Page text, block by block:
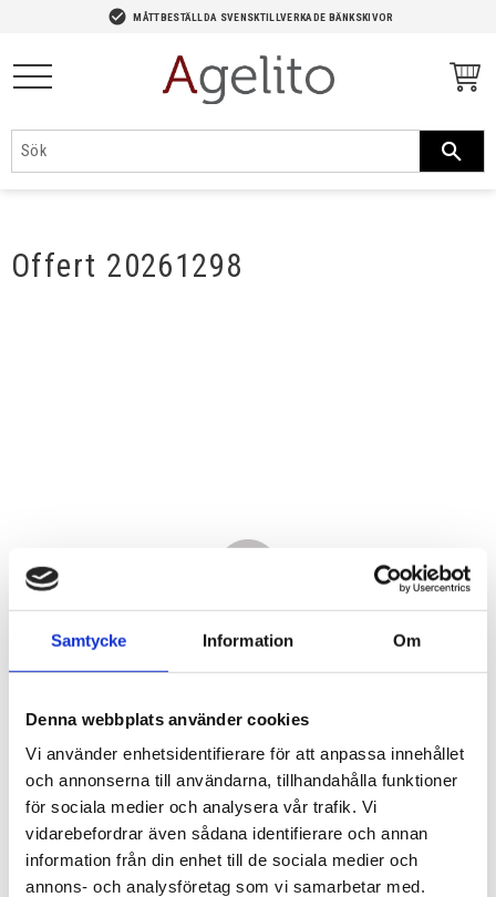
Samtycke Information Om
Denna webbplats använder cookies
Vi använder enhetsidentifierare för att anpassa innehållet
och annonserna till användarna, tillhandahålla funktioner
för sociala medier och analysera vår trafik. Vi
vidarebefordrar även sådana identifierare och annan
information från din enhet till de sociala medier och
annons- och analysföretag som vi samarbetar med.
check_circle MÅTTBESTÄLLDA SVENSKTILLVERKADE BÄNKSKIVOR
Offert 20261298
2 990,00KR